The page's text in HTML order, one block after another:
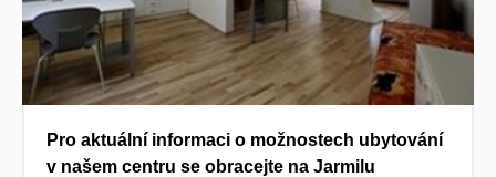
Pro aktuální informaci o možnostech ubytování
v našem centru se obracejte na Jarmilu